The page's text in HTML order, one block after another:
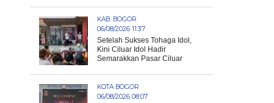
KAB. BOGOR
06/08/2026 11:37
Setelah Sukses Tohaga Idol,
Kini Ciluar Idol Hadir
Semarakkan Pasar Ciluar
KOTA BOGOR
06/08/2026 08:07